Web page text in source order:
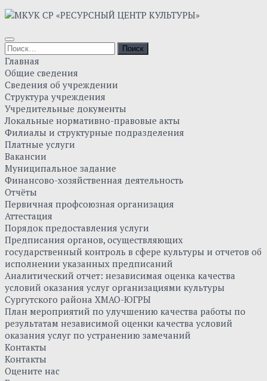
Главная
Общие сведения
Сведения об учреждении
Структура учреждения
Учредительные документы
Локальные нормативно-правовые акты
Филиалы и структурные подразделения
Платные услуги
Вакансии
Муниципальное задание
Финансово-хозяйственная деятельность
Отчёты
Первичная профсоюзная организация
Аттестация
Порядок предоставления услуги
Предписания органов, осуществляющих
государственный контроль в сфере культуры и отчетов об
исполнении указанных предписаний
Аналитический отчет: независимая оценка качества
условий оказания услуг организациями культуры
Сургутского района ХМАО-ЮГРЫ
План мероприятий по улучшению качества работы по
результатам независимой оценки качества условий
оказания услуг по устранению замечаний
Контакты
Контакты
Оцените нас